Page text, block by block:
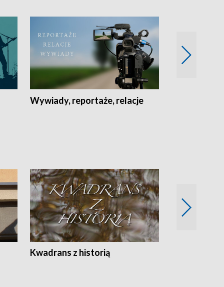
Wywiady, reportaże, relacje
Kwadrans z historią